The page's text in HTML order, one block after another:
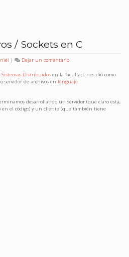
de
/ Sockets en C
| Dejar un comentarioen
de
Archivos
en
C
Sistemas Distribuidos en la facultad, nos dió como
servidor de archivos en lenguaje
desarrollando un servidor (que claro está,
el código) y un cliente (que también tiene